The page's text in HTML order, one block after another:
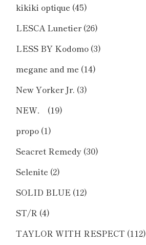
kikiki optique (45)
LESCA Lunetier(26)
LESS BY Kodomo (3)
megane and me (14)
New Yorker Jr. (3)
NEW．
(19)
propo (1)
Seacret Remedy (30)
Selenite (2)
SOLID BLUE (12)
ST/R (4)
TAYLOR WITH RESPECT (112)